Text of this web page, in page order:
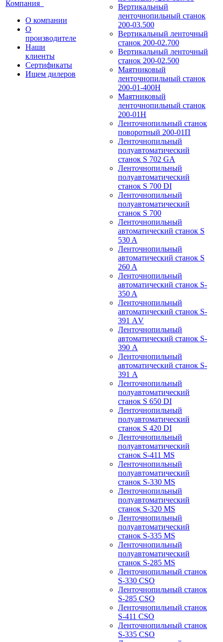
Компания
О компании
О
производителе
Наши
клиенты
Сертификаты
Ищем дилеров
Вертикальный
ленточнопильный станок
200-03.500
Вертикальный ленточный
станок 200-02.700
Вертикальный ленточный
станок 200-02.500
Маятниковый
ленточнопильный станок
200-01-400Н
Маятниковый
ленточнопильный станок
200-01Н
Ленточнопильный станок
поворотный 200-01П
Ленточнопильный
полуавтоматический
станок S 702 GA
Ленточнопильный
полуавтоматический
станок S 700 DI
Ленточнопильный
полуавтоматический
станок S 700
Ленточнопильный
автоматический станок S
530 A
Ленточнопильный
автоматический станок S
260 A
Ленточнопильный
автоматический станок S-
350 A
Ленточнопильный
автоматический станок S-
391 АV
Ленточнопильный
автоматический станок S-
390 А
Ленточнопильный
автоматический станок S-
391 А
Ленточнопильный
полуавтоматический
станок S 650 DI
Ленточнопильный
полуавтоматический
станок S 420 DI
Ленточнопильный
полуавтоматический
станок S-411 MS
Ленточнопильный
полуавтоматический
станок S-330 MS
Ленточнопильный
полуавтоматический
станок S-320 MS
Ленточнопильный
полуавтоматический
станок S-335 MS
Ленточнопильный
полуавтоматический
станок S-285 MS
Ленточнопильный станок
S-330 CSO
Ленточнопильный станок
S-285 CSO
Ленточнопильный станок
S-411 CSO
Ленточнопильный станок
S-335 CSO